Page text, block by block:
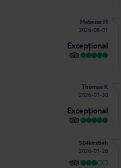
Mateusz M
2026-08-01
Excepțional
Thomas K
2026-07-30
Excepțional
504kirstieh
2026-07-28